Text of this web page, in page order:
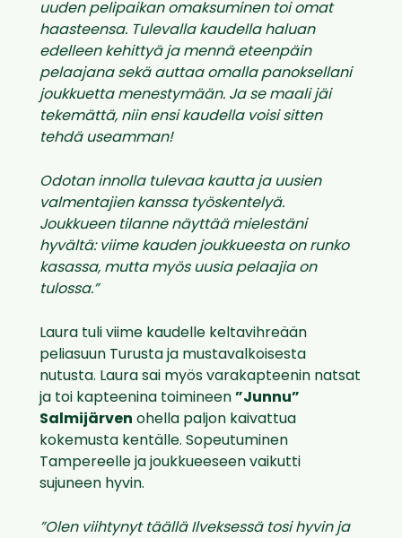
uuden pelipaikan omaksuminen toi omat
haasteensa. Tulevalla kaudella haluan
edelleen kehittyä ja mennä eteenpäin
pelaajana sekä auttaa omalla panoksellani
joukkuetta menestymään. Ja se maali jäi
tekemättä, niin ensi kaudella voisi sitten
tehdä useamman!
Odotan innolla tulevaa kautta ja uusien
valmentajien kanssa työskentelyä.
Joukkueen tilanne näyttää mielestäni
hyvältä: viime kauden joukkueesta on runko
kasassa, mutta myös uusia pelaajia on
tulossa.”
Laura tuli viime kaudelle keltavihreään
peliasuun Turusta ja mustavalkoisesta
nutusta. Laura sai myös varakapteenin natsat
ja toi kapteenina toimineen ”Junnu”
Salmijärven ohella paljon kaivattua
kokemusta kentälle. Sopeutuminen
Tampereelle ja joukkueeseen vaikutti
sujuneen hyvin.
”Olen viihtynyt täällä Ilveksessä tosi hyvin ja